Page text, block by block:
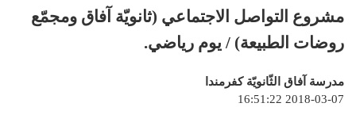
مشروع التواصل الاجتماعي (ثانويّة آفاق ومجمّع
روضات الطبيعة) / يوم رياضي.
مدرسة آفاق الثّانويّة كفرمندا
2018-03-07 16:51:22